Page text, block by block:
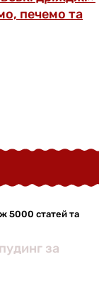
печемо та
5000 статей та
за